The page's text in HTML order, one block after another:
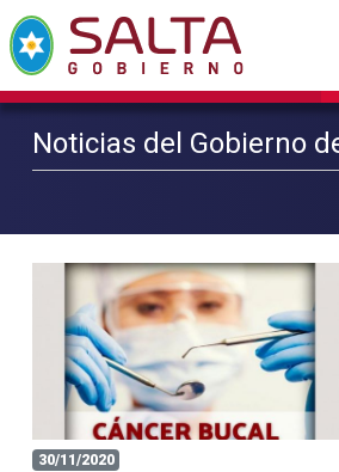
Noticias del Gobierno
30/11/2020